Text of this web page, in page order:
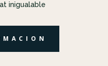
inigualable